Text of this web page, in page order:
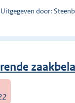
Uitgegeven door: